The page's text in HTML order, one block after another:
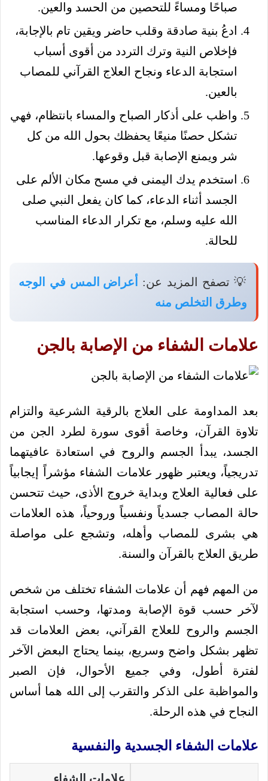
صباحًا ومساءً للتحصين من الحسد والعين.
ادعُ بنية صادقة وقلب حاضر ويقين تام بالإجابة،
فإخلاص النية وترك التردد من أقوى أسباب
استجابة الدعاء ونجاح العلاج القرآني للمصاب
بالعين.
واظب على أذكار الصباح والمساء بانتظام، فهي
تشكل حصنًا منيعًا يحفظك بحول الله من كل
شر ويمنع الإصابة قبل وقوعها.
استخدم يدك اليمنى في مسح مكان الألم على
الجسد أثناء الدعاء، كما كان يفعل النبي صلى
الله عليه وسلم، مع تكرار الدعاء المناسب
للحالة.
💡 تصفح المزيد عن:
أعراض المس في الوجه
وطرق التخلص منه
علامات الشفاء من الإصابة بالجن
بعد المداومة على العلاج بالرقية الشرعية والتزام
تلاوة القرآن، وخاصة أقوى سورة لطرد الجن من
الجسد، يبدأ الجسم والروح في استعادة عافيتهما
تدريجياً، ويعتبر ظهور علامات الشفاء مؤشراً إيجابياً
على فعالية العلاج وبداية خروج الأذى، حيث تتحسن
حالة المصاب جسدياً ونفسياً وروحياً، هذه العلامات
هي بشرى للمصاب وأهله، وتشجع على مواصلة
طريق العلاج بالقرآن والسنة.
من المهم فهم أن علامات الشفاء تختلف من شخص
لآخر حسب قوة الإصابة ومدتها، وحسب استجابة
الجسم والروح للعلاج القرآني، بعض العلامات قد
تظهر بشكل واضح وسريع، بينما يحتاج البعض الآخر
لفترة أطول، وفي جميع الأحوال، فإن الصبر
والمواظبة على الذكر والتقرب إلى الله هما أساس
النجاح في هذه الرحلة.
علامات الشفاء الجسدية والنفسية
علامات الشفاء